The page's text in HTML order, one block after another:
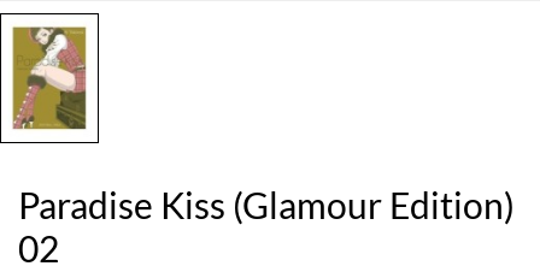
Paradise Kiss (Glamour Edition)
02